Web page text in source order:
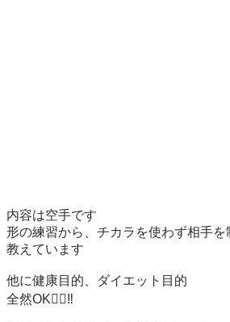
内容は空手です
形の練習から、チカラを使わず相手を
教えています
他に健康目的、ダイエット目的
全然OK🙆‍♀️‼️